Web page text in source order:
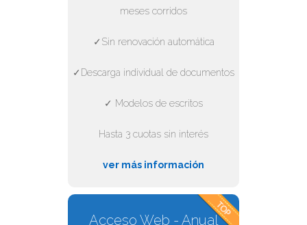
meses corridos
✓Sin renovación automática
✓Descarga individual de documentos
✓ Modelos de escritos
Hasta 3 cuotas sin interés
ver más información
Acceso Web - Anual